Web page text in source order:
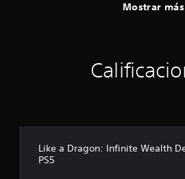
Mostrar más
Like a Dragon: Infinite Wealth
PS5